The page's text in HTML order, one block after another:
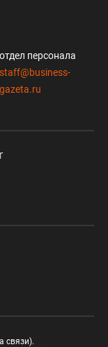
отдел персонала
staff@business-
gazeta.ru
связи).